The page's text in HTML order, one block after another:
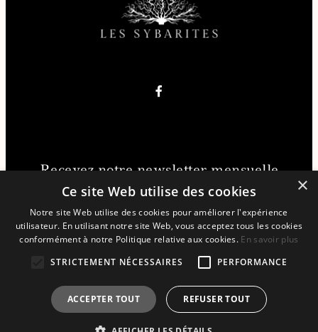
Recevez notre newsletter mensuelle
gratuitement
JE REJOINS LA NEWSLETTER !
×
Ce site Web utilise des cookies
Notre site Web utilise des cookies pour améliorer l'expérience
utilisateur. En utilisant notre site Web, vous acceptez tous les cookies
conformément à notre Politique relative aux cookies. En savoir plus
STRICTEMENT NÉCESSAIRES
PERFORMANCE
ACCEPTER TOUT REFUSER TOUT